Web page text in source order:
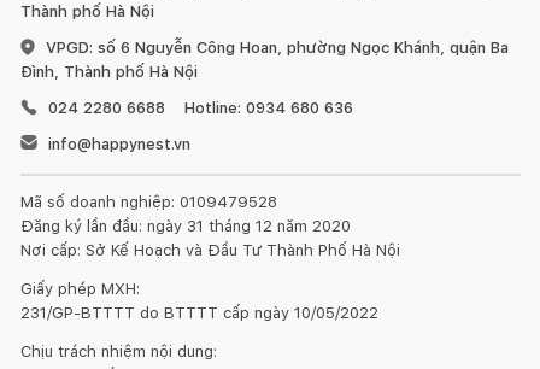
Thành phố Hà Nội
VPGD: số 6 Nguyễn Công Hoan, phường Ngọc Khánh, quận Ba
Đình, Thành phố Hà Nội
024 2280 6688
Hotline: 0934 680 636
info@happynest.vn
Mã số doanh nghiệp: 0109479528
Đăng ký lần đầu: ngày 31 tháng 12 năm 2020
Nơi cấp: Sở Kế Hoạch và Đầu Tư Thành Phố Hà Nội
Giấy phép MXH:
231/GP-BTTTT do BTTTT cấp ngày 10/05/2022
Chịu trách nhiệm nội dung: